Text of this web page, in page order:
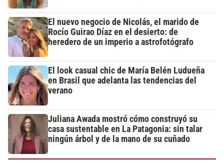
El nuevo negocio de Nicolás, el marido de
Rocío Guirao Díaz en el desierto: de
heredero de un imperio a astrofotógrafo
El look casual chic de María Belén Ludueña
en Brasil que adelanta las tendencias del
verano
Juliana Awada mostró cómo construyó su
casa sustentable en La Patagonia: sin talar
ningún árbol y de la mano de su cuñado